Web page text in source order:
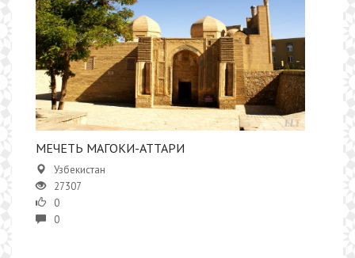
МЕЧЕТЬ МАГОКИ-АТТАРИ
Узбекистан
27307
0
0